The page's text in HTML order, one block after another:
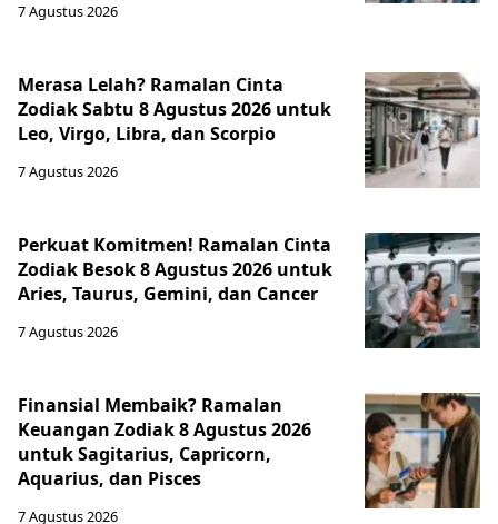
7 Agustus 2026
Merasa Lelah? Ramalan Cinta
Zodiak Sabtu 8 Agustus 2026 untuk
Leo, Virgo, Libra, dan Scorpio
7 Agustus 2026
Perkuat Komitmen! Ramalan Cinta
Zodiak Besok 8 Agustus 2026 untuk
Aries, Taurus, Gemini, dan Cancer
7 Agustus 2026
Finansial Membaik? Ramalan
Keuangan Zodiak 8 Agustus 2026
untuk Sagitarius, Capricorn,
Aquarius, dan Pisces
7 Agustus 2026